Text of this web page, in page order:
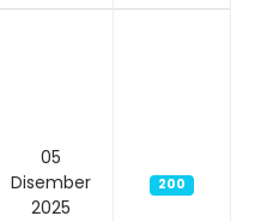
05
Disember
2025
200